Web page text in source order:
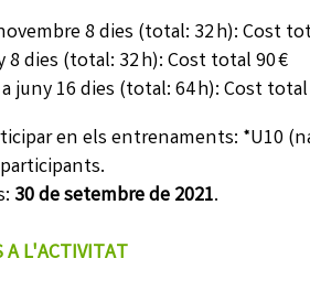
8 dies (total: 32 h): Cost
8 dies (total: 32 h): Cost total 90 €
juny 16 dies (total: 64 h): Cost total
en els entrenaments: *U10
30 de setembre de 2021.
A L'ACTIVITAT